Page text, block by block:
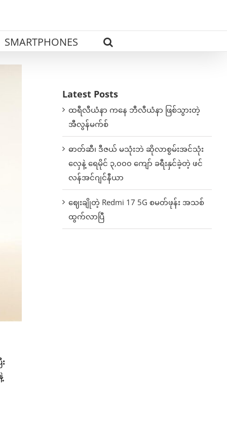
SMARTPHONES
Latest Posts
ထရီလီယံနာ ကနေ ဘီလီယံနာ ဖြစ်သွားတဲ့
အီလွန်မက်စ်
ဓာတ်ဆီ၊ ဒီဇယ် မသုံးဘဲ ဆိုလာစွမ်းအင်သုံး
လှေနဲ့ ရေမိုင် ၃,၀၀၀ ကျော် ခရီးနှင်ခဲ့တဲ့ ဖင်
လန်အင်ဂျင်နီယာ
ဈေးချိုတဲ့ Redmi 17 5G စမတ်ဖုန်း အသစ်
ထွက်လာပြီ